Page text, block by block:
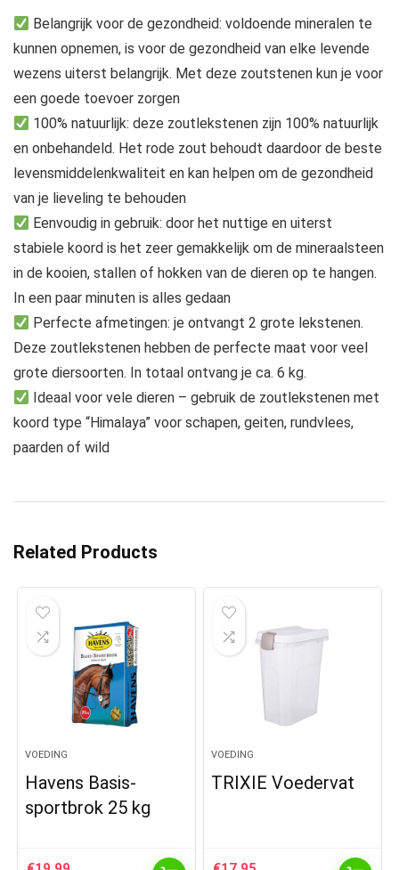
Belangrijk voor de gezondheid: voldoende mineralen te
kunnen opnemen, is voor de gezondheid van elke levende
wezens uiterst belangrijk. Met deze zoutstenen kun je voor
een goede toevoer zorgen
100% natuurlijk: deze zoutlekstenen zijn 100% natuurlijk
en onbehandeld. Het rode zout behoudt daardoor de beste
levensmiddelenkwaliteit en kan helpen om de gezondheid
van je lieveling te behouden
Eenvoudig in gebruik: door het nuttige en uiterst
stabiele koord is het zeer gemakkelijk om de mineraalsteen
in de kooien, stallen of hokken van de dieren op te hangen.
In een paar minuten is alles gedaan
Perfecte afmetingen: je ontvangt 2 grote lekstenen.
Deze zoutlekstenen hebben de perfecte maat voor veel
grote diersoorten. In totaal ontvang je ca. 6 kg.
Ideaal voor vele dieren – gebruik de zoutlekstenen met
koord type “Himalaya” voor schapen, geiten, rundvlees,
paarden of wild
Related Products
VOEDING
Havens Basis-
sportbrok 25 kg
VOEDING
TRIXIE Voedervat